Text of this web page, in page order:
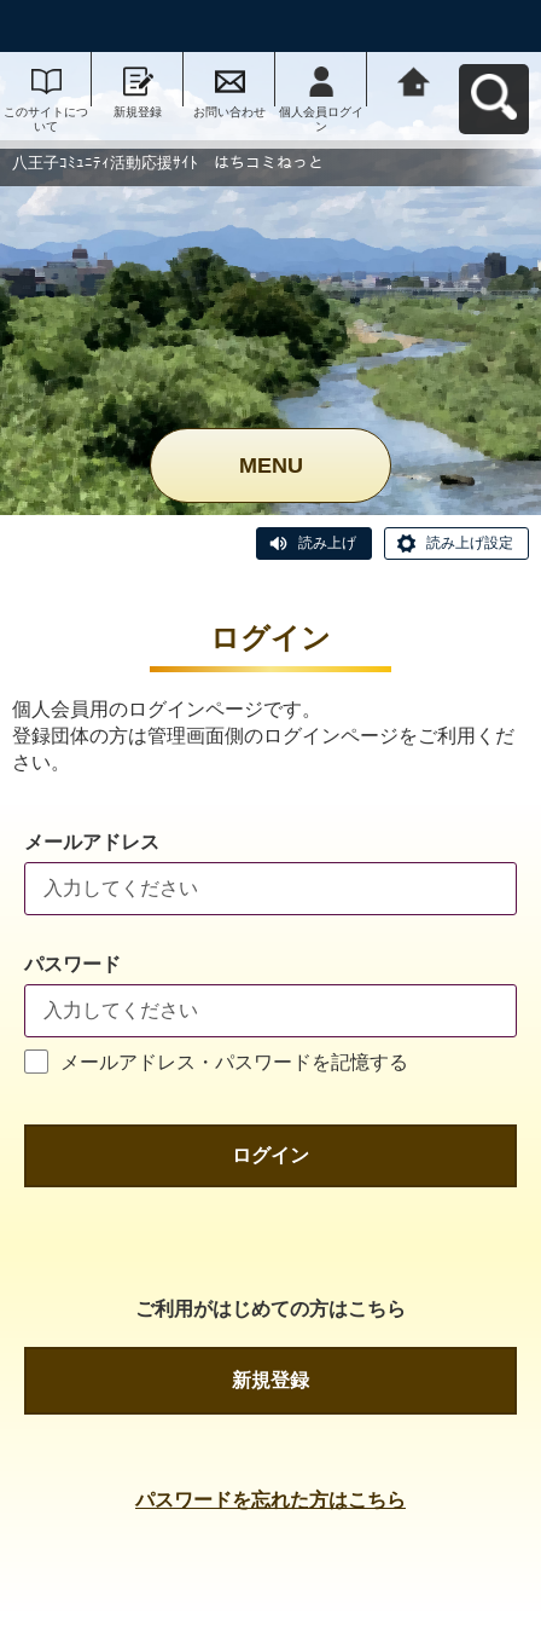
このサイトにつ
いて
新規登録 お問い合わせ
個人会員ログイ
ン
動応援ｻｲﾄ はち
コミねっとへ戻
八王子ｺﾐｭﾆﾃｨ活動応援ｻｲﾄ はちコミねっと
MENU
読み上げ 読み上げ設定
ログイン
個人会員用のログインページです。
登録団体の方は管理画面側のログインページをご利用くだ
さい。
メールアドレス
パスワード
メールアドレス・パスワードを記憶する
ログイン
ご利用がはじめての方はこちら
新規登録
パスワードを忘れた方はこちら